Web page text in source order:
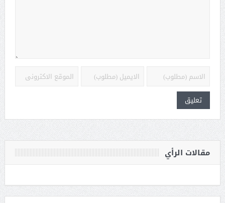
مقالات الرأي